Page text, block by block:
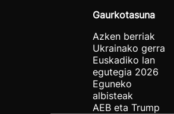
Gaurkotasuna
Azken berriak
Ukrainako gerra
Euskadiko lan
egutegia 2026
Eguneko
albisteak
AEB eta Trump